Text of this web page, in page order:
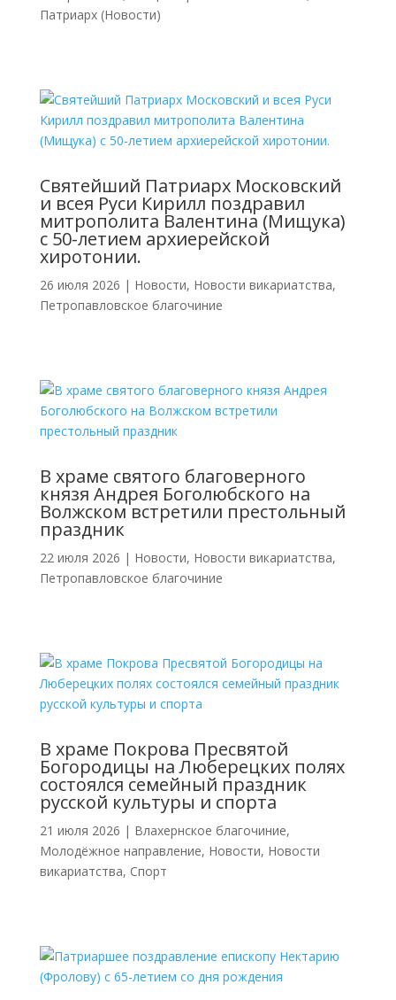
Патриарх (Новости)
Святейший Патриарх Московский
и всея Руси Кирилл поздравил
митрополита Валентина (Мищука)
с 50-летием архиерейской
хиротонии.
26 июля 2026 | Новости, Новости викариатства,
Петропавловское благочиние
В храме святого благоверного
князя Андрея Боголюбского на
Волжском встретили престольный
праздник
22 июля 2026 | Новости, Новости викариатства,
Петропавловское благочиние
В храме Покрова Пресвятой
Богородицы на Люберецких полях
состоялся семейный праздник
русской культуры и спорта
21 июля 2026 | Влахернское благочиние,
Молодёжное направление, Новости, Новости
викариатства, Спорт